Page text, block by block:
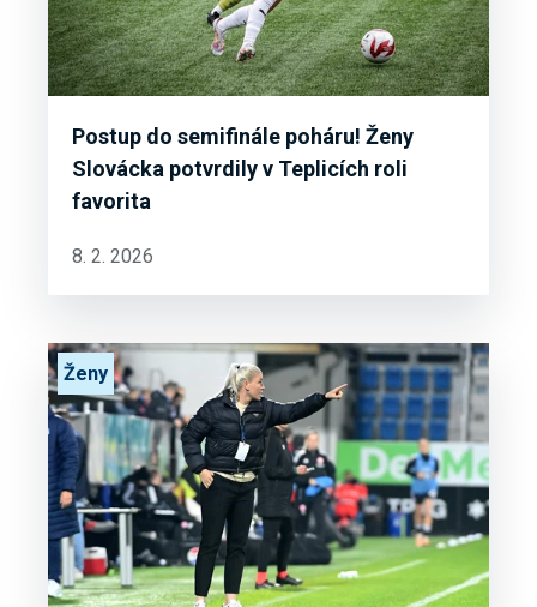
Postup do semifinále poháru! Ženy
Slovácka potvrdily v Teplicích roli
favorita
8. 2. 2026
Ženy